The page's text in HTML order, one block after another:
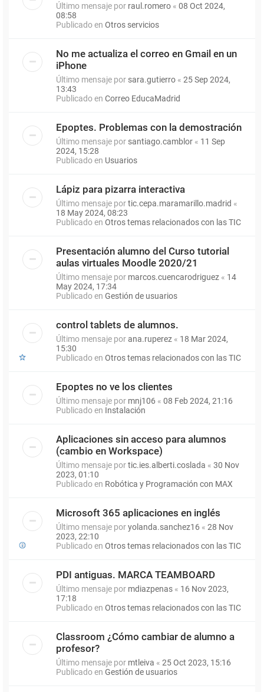
Último mensaje por raul.romero « 08 Oct 2024,
08:58
Publicado en Otros servicios
No me actualiza el correo en Gmail en un
iPhone
Último mensaje por sara.gutierro « 25 Sep 2024,
13:43
Publicado en Correo EducaMadrid
Epoptes. Problemas con la demostración
Último mensaje por santiago.camblor « 11 Sep
2024, 15:28
Publicado en Usuarios
Lápiz para pizarra interactiva
Último mensaje portic.cepa.maramarillo.madrid «
18 May 2024, 08:23
Publicado en Otros temas relacionados con las TIC
Presentación alumno del Curso tutorial
aulas virtuales Moodle 2020/21
Último mensaje por marcos.cuencarodriguez « 14
May 2024, 17:34
Publicado en Gestión de usuarios
control tablets de alumnos.
Último mensaje porana.ruperez « 18 Mar 2024,
15:30
Publicado en Otros temas relacionados con las TIC
Epoptes no ve los clientes
Último mensaje por mnj106 « 08 Feb 2024, 21:16
Publicado en Instalación
Aplicaciones sin acceso para alumnos
(cambio en Workspace)
Último mensaje portic.ies.alberti.coslada « 30 Nov
2023, 01:10
Publicado en Robótica y Programación con MAX
Microsoft 365 aplicaciones en inglés
Último mensaje poryolanda.sanchez16 « 28 Nov
2023, 22:10
Publicado en Otros temas relacionados con las TIC
PDI antiguas. MARCA TEAMBOARD
Último mensaje por mdiazpenas « 16 Nov 2023,
17:18
Publicado en Otros temas relacionados con las TIC
Classroom ¿Cómo cambiar de alumno a
profesor?
Último mensaje por mtleiva « 25 Oct 2023, 15:16
Publicado en Gestión de usuarios